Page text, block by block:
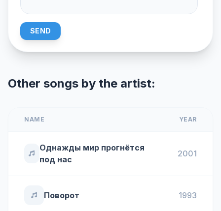
SEND
Other songs by the artist:
NAME YEAR
Однажды мир прогнётся
под нас
2001
Поворот 1993